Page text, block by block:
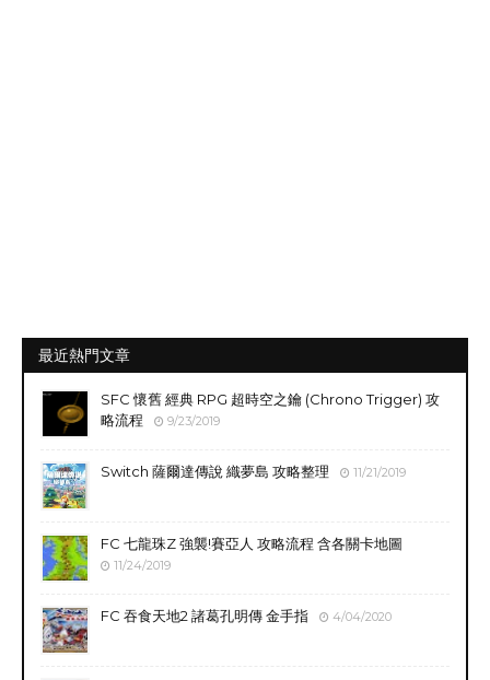
最近熱門文章
SFC 懷舊 經典 RPG 超時空之鑰 (Chrono Trigger) 攻
略流程
9/23/2019
Switch 薩爾達傳說 織夢島 攻略整理 11/21/2019
FC 七龍珠Z 強襲!賽亞人 攻略流程 含各關卡地圖
11/24/2019
FC 吞食天地2 諸葛孔明傳 金手指 4/04/2020